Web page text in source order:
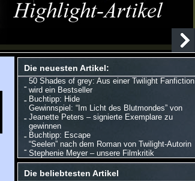
Die neuesten Artikel:
50 Shades of grey: Aus einer Twilight Fanfiction
wird ein Bestseller
Buchtipp: Hide
Gewinnspiel: “Im Licht des Blutmondes” von
Jeanette Peters – signierte Exemplare zu
gewinnen
Buchtipp: Escape
“Seelen” nach dem Roman von Twilight-Autorin
Stephenie Meyer – unsere Filmkritik
Die beliebtesten Artikel